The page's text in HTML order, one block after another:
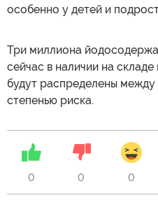
особенно у детей и
Три миллиона
сейчас в наличии на
будут распределены
степенью риска.
0 0 0